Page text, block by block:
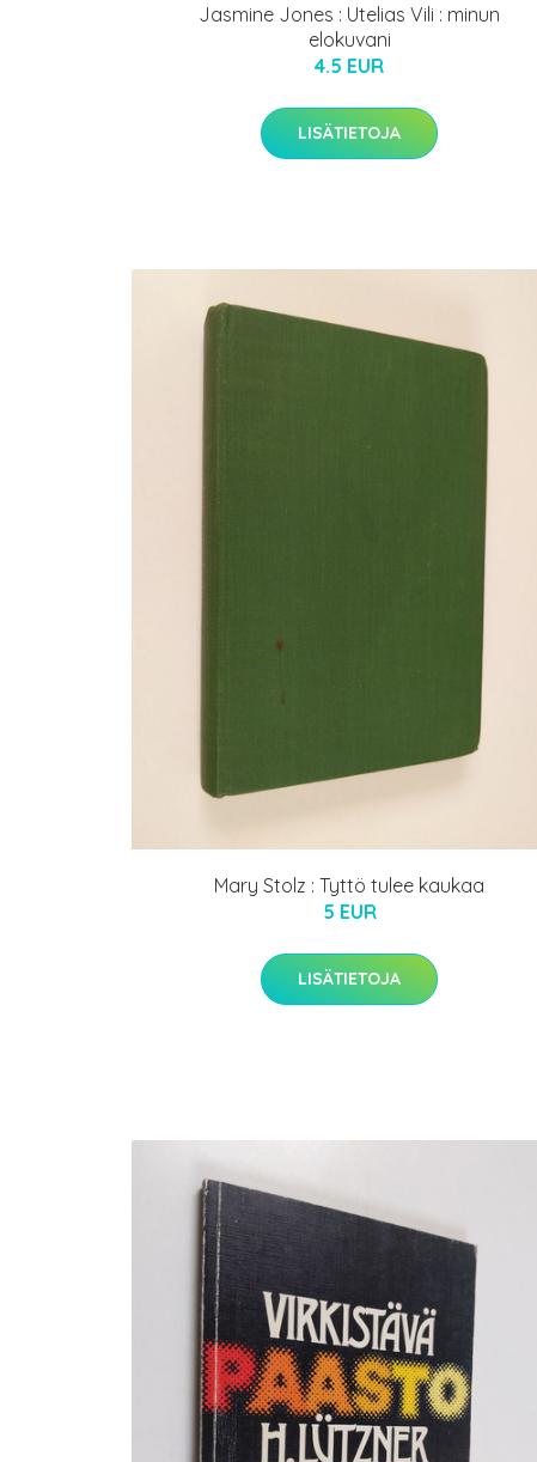
Jasmine Jones : Utelias Vili : minun
elokuvani
4.5 EUR
LISÄTIETOJA
Mary Stolz : Tyttö tulee kaukaa
5 EUR
LISÄTIETOJA